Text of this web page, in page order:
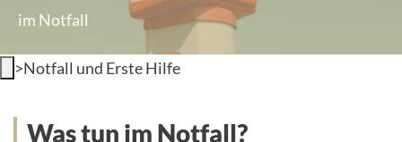
im Notfall
>Notfall und Erste Hilfe
Was tun im Notfall?